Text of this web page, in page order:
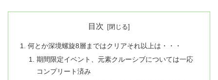
目次
何とか深境螺旋8層まではクリアそれ以上は・・・
期間限定イベント、元素クルーシブについては一応
コンプリート済み